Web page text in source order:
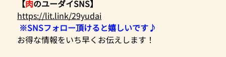
【肉のユーダイSNS】
https://lit.link/29yudai
※SNSフォロー頂けると嬉しいです♪
お得な情報をいち早くお伝えします！